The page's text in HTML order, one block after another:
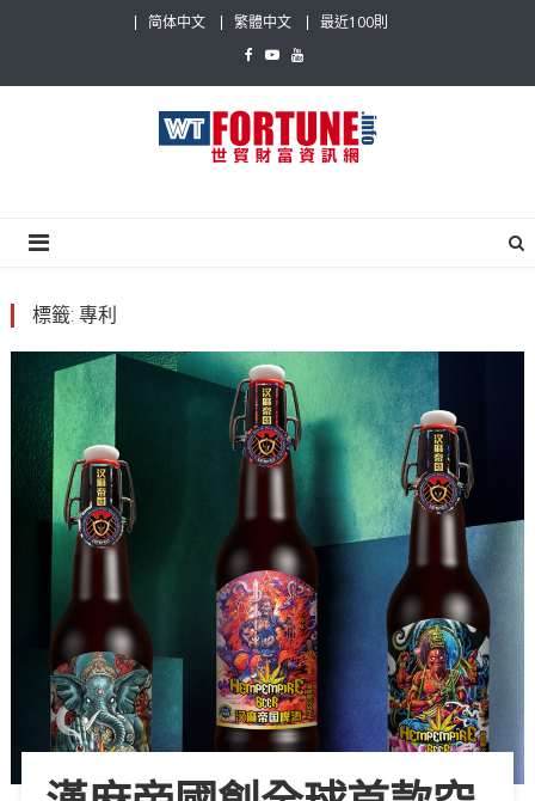
简体中文 繁體中文 最近100則
標籤: 專利